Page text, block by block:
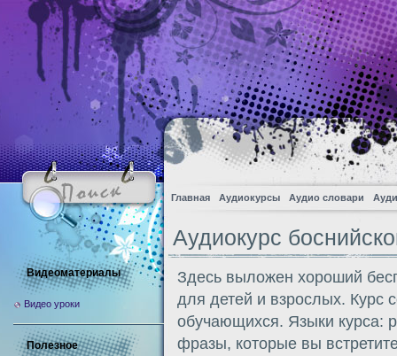
Главная Аудиокурсы Аудио словари
Аудиокурс
Здесь выложен хороший
для детей и взрослых. Курс
обучающихся. Языки курса:
фразы, которые вы
Видеоматериалы
Видео уроки
Полезное